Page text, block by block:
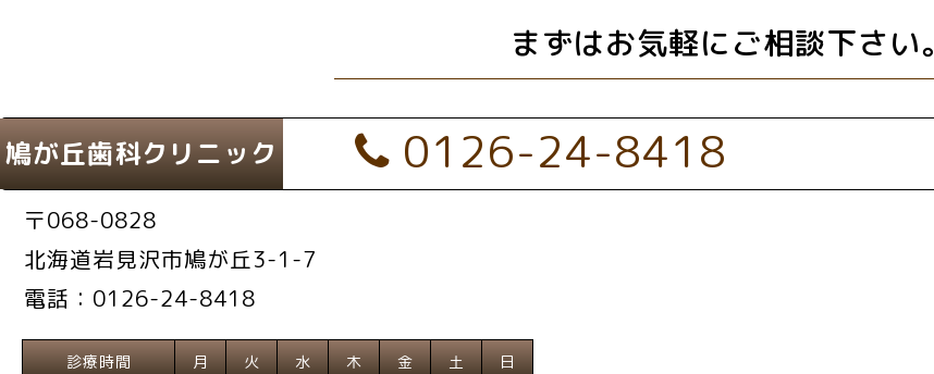
まずはお気軽にご相談下さい。
鳩が丘歯科クリニック 0126-24-8418
〒068-0828
北海道岩見沢市鳩が丘3-1-7
電話：0126-24-8418
診療時間 月 火 水 木 金 土 日